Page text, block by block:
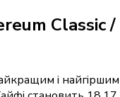
Classic /
і